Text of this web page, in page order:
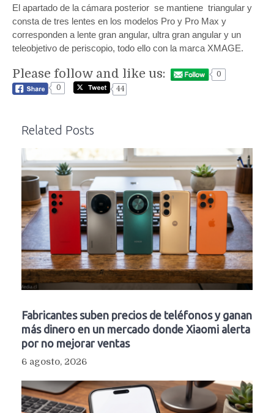
El apartado de la cámara posterior se mantiene triangular y
consta de tres lentes en los modelos Pro y Pro Max y
corresponden a lente gran angular, ultra gran angular y un
teleobjetivo de periscopio, todo ello con la marca XMAGE.
Please follow and like us:
0
0
44
Related Posts
Fabricantes suben precios de teléfonos y ganan
más dinero en un mercado donde Xiaomi alerta
por no mejorar ventas
6 agosto, 2026